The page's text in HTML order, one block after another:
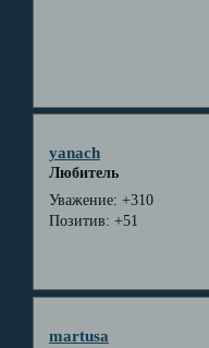
yanach
Любитель
Уважение: +310
Позитив: +51
martusa